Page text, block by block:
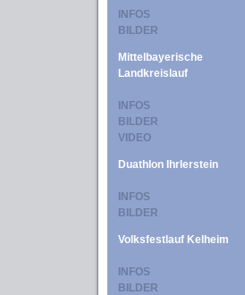
INFOS
BILDER
Mittelbayerische
Landkreislauf
INFOS
BILDER
VIDEO
Duathlon Ihrlerstein
INFOS
BILDER
Volksfestlauf Kelheim
INFOS
BILDER